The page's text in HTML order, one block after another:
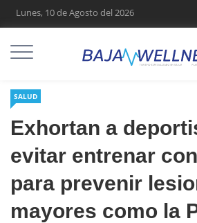
Lunes, 10 de Agosto del 2026
SALUD
Exhortan a
evitar entrenar
para prevenir
mayores como la